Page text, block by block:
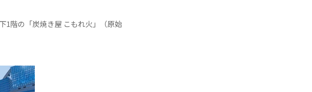
階の「炭焼き屋 こもれ火」（原始